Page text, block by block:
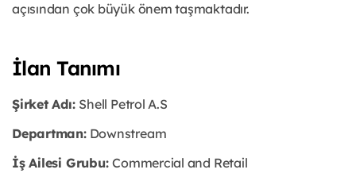
açısından çok büyük önem taşmaktadır.
İlan Tanımı
Şirket Adı: Shell Petrol A.S
Departman:Downstream
İş Ailesi Grubu:Commercial and Retail